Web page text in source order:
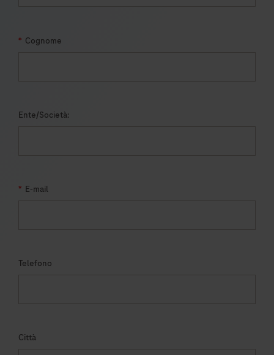
* Cognome
Ente/Società:
* E-mail
Telefono
Città